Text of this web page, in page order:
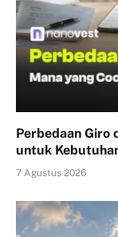
Perbedaan Giro
untuk
7 Agustus 2026